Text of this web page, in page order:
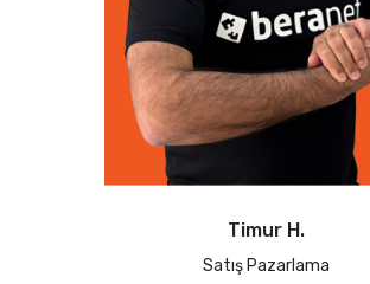
Timur H.
Satış Pazarlama